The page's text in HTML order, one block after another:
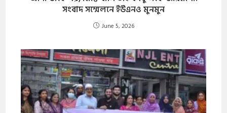
সংবাদ সম্মেলনে ইউএনও মুনমুন
June 5, 2026